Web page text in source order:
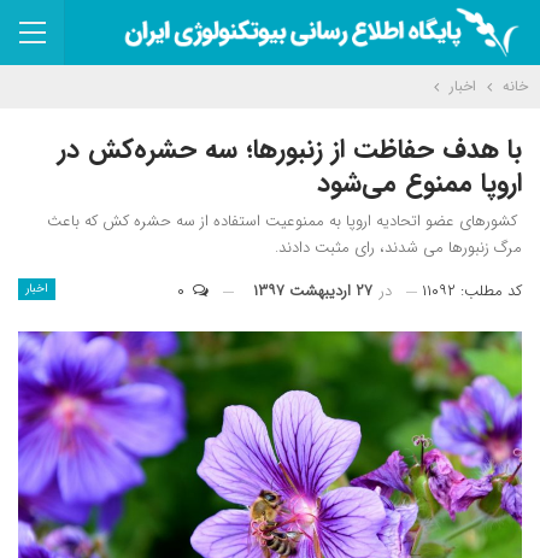
خانه اخبار
با هدف حفاظت از زنبورها؛ سه حشره‌کش در
اروپا ممنوع می‌شود
کشورهای عضو اتحادیه اروپا به ممنوعیت استفاده از سه حشره کش که باعث
مرگ زنبورها می شدند، رای مثبت دادند.
اخبار کد مطلب: ۱۱۰۹۲ در ۲۷ اردیبهشت ۱۳۹۷